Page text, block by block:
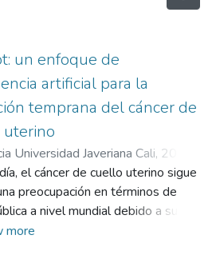
un enfoque de
artificial para la
temprana del cáncer de
Universidad Javeriana Cali, 2024
David Steven; Vargas
Hernán Darío
el cáncer de cuello uterino sigue
preocupación en términos de
a nivel mundial debido a su
y mortalidad, especialmente
more